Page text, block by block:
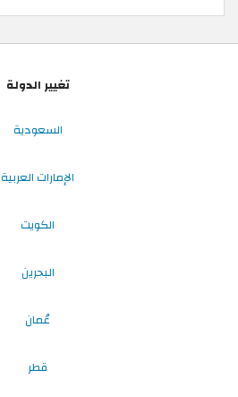
تغيير الدولة
السعودية
الإمارات العربية
الكويت
البحرين
عُمان
قطر